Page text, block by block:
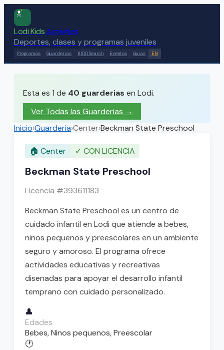
Lodi KidsActivities
Deportes, clases y programas juveniles
Programas Guarderias KIDO Search Eventos Guias EN
Esta es 1 de 40 guarderias en Lodi.
Ver Todas las Guarderias →
Inicio›Guarderia›Center›Beckman State Preschool
🏠 Center ✓ CON LICENCIA
Beckman State Preschool
Licencia #393611183
Beckman State Preschool es un centro de
cuidado infantil en Lodi que atiende a bebes,
ninos pequenos y preescolares en un ambiente
seguro y amoroso. El programa ofrece
actividades educativas y recreativas
disenadas para apoyar el desarrollo infantil
temprano con cuidado personalizado.
👤
Edades
Bebes, Ninos pequenos, Preescolar
🕐